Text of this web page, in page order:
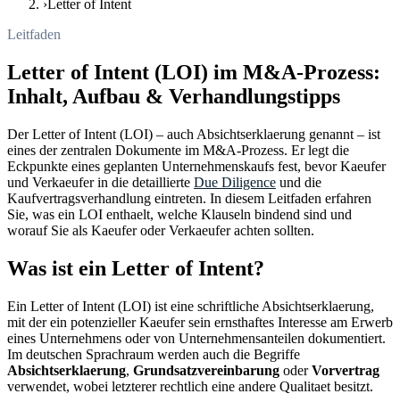
›Letter of Intent
Leitfaden
Letter of Intent (LOI) im M&A-Prozess:
Inhalt, Aufbau & Verhandlungstipps
Der Letter of Intent (LOI) – auch Absichtserklaerung genannt – ist
eines der zentralen Dokumente im M&A-Prozess. Er legt die
Eckpunkte eines geplanten Unternehmenskaufs fest, bevor Kaeufer
und Verkaeufer in die detaillierte Due Diligence und die
Kaufvertragsverhandlung eintreten. In diesem Leitfaden erfahren
Sie, was ein LOI enthaelt, welche Klauseln bindend sind und
worauf Sie als Kaeufer oder Verkaeufer achten sollten.
Was ist ein Letter of Intent?
Ein Letter of Intent (LOI) ist eine schriftliche Absichtserklaerung,
mit der ein potenzieller Kaeufer sein ernsthaftes Interesse am Erwerb
eines Unternehmens oder von Unternehmensanteilen dokumentiert.
Im deutschen Sprachraum werden auch die Begriffe
Absichtserklaerung, Grundsatzvereinbarung oder Vorvertrag
verwendet, wobei letzterer rechtlich eine andere Qualitaet besitzt.